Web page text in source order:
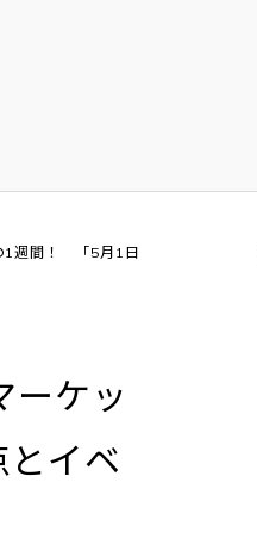
1週間！ 「5月1日
ーケッ
イベ